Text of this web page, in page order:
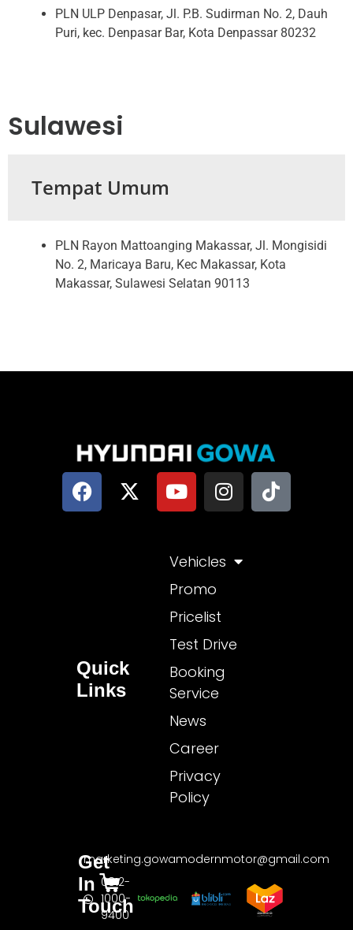
PLN ULP Denpasar, Jl. P.B. Sudirman No. 2, Dauh
Puri, kec. Denpasar Bar, Kota Denpassar 80232
Sulawesi
Tempat Umum
PLN Rayon Mattoanging Makassar, Jl. Mongisidi
No. 2, Maricaya Baru, Kec Makassar, Kota
Makassar, Sulawesi Selatan 90113
Quick
Links
Vehicles
Promo
Pricelist
Test Drive
Booking
Service
News
Career
Privacy
Policy
Get
In
Touch
marketing.gowamodernmotor@gmail.com
0812-
1000-
9400